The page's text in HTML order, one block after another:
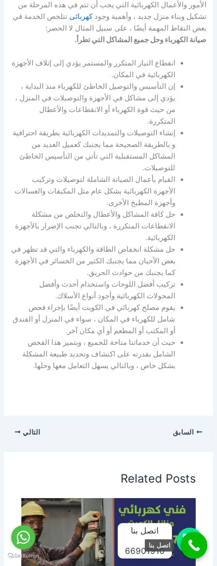
الأمور والأعمال الكهربائية التي يجب أن تتم في هذه المرحلة من
تشكيل وبناء منزل جديد ، وأهمية وجودكهربائى تتلخص الخدمة في
بعض النقاط المهمة أيضًا ، على سبيل المثال لا الحصر:
صيانة الكهرباء وحل جميع المشاكل التي تطرأ.
انقطاع التيار المتكرر والمستمر يؤدي إلى إتلاف الأجهزة
الكهربائية في المكان.
إن التأسيس والتوصيل الخاطئ للكهرباء منذ البداية ،
يؤدي إلى مشاكل في الأجهزة والتوصيلات في المنزل ،
من حيث قوة الكهرباء أو الانقطاعات والأعطال
المتكررة.
إنشاء التوصيلات والتمديدات الكهربائية بطريقة احترافية
و بالطريقة الصحيحة مما يجنبك كعميل العديد من
المشاكل المستقبلية التي تأتي من التأسيس الخاطئ
للتوصيلات.
القيام بأعمال الصيانة الشاملة لتوصيلات وتركيب
الأجهزة الكهربائية بشكل عام مثل المكيفات والغسالات
وأجهزة المطبخ الأخرى.
حل كافة المشاكل والأعطال والتخلص من مشكلة
الانقطاعات المتكررة ، وبالتالي تجنب الإضرار بالأجهزة
الكهربائية.
حل مشكلة انخفاض الطاقة والكهرباء والتي قد تظهر في
بعض الأحيان مما يجنبك الكثير من الخسائر في الأجهزة
كما يجنبك من حوادث الحريق.
تركيب أفضل اللوحات واستخدام أحدث وأفضل
المحولات الكهربائية وأجود أنواع الأسلاك.
يقوم مصلح كهربائي في الكويت أيضًا بإجراء فحص
شامل للكهرباء في المكان ، سواء في المنزل أو الفندق
أو المكتب أو المطعم أو أي مكان آخر.
حيث أن خدماتنا متاحة للجميع ، ويتميز هذا الفحص
الشامل بقدرته على اكتشاف وتحديد طبيعة المشكلة
بشكل خاص ، وبالتالي يسهل التعامل معها وحلها.
السابق التالي
Related Posts
اتصل بنا
اتصل بنا
66901910